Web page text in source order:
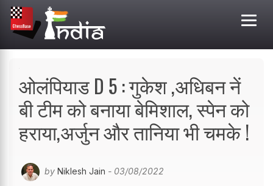
Get a FREE
book on
purchasing 2
or more
books. Valid
ओलंपियाड D 5 : गुकेश ,अधिबन नें
बी टीम को बनाया बेमिशाल, स्पेन को
हराया,अर्जुन और तानिया भी चमके !
by Niklesh Jain - 03/08/2022